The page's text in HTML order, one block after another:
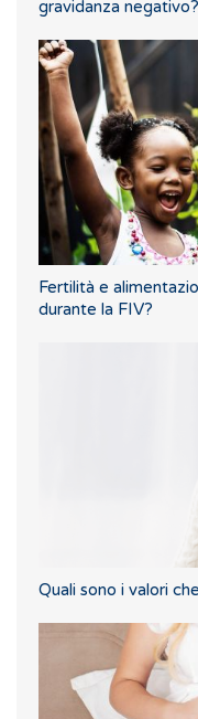
gravidanza negativo?
Fertilità e
durante la FIV?
Quali sono i valori